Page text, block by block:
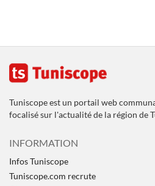
Tuniscope est un portail web
focalisé sur l'actualité de la région de
INFORMATION
Infos Tuniscope
Tuniscope.com recrute